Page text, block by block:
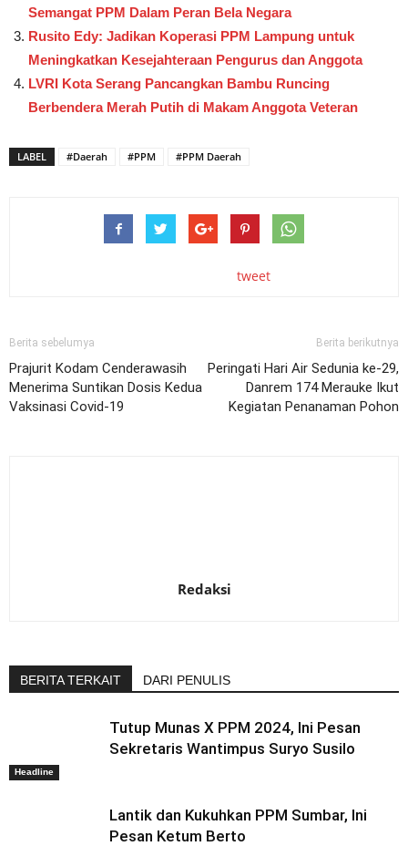
Semangat PPM Dalam Peran Bela Negara
Rusito Edy: Jadikan Koperasi PPM Lampung untuk
Meningkatkan Kesejahteraan Pengurus dan Anggota
LVRI Kota Serang Pancangkan Bambu Runcing
Berbendera Merah Putih di Makam Anggota Veteran
LABEL #Daerah #PPM #PPM Daerah
tweet
Berita sebelumya
Prajurit Kodam Cenderawasih
Menerima Suntikan Dosis Kedua
Vaksinasi Covid-19
Berita berikutnya
Peringati Hari Air Sedunia ke-29,
Danrem 174 Merauke Ikut
Kegiatan Penanaman Pohon
Redaksi
BERITA TERKAIT DARI PENULIS
Headline
Tutup Munas X PPM 2024, Ini Pesan
Sekretaris Wantimpus Suryo Susilo
Lantik dan Kukuhkan PPM Sumbar, Ini
Pesan Ketum Berto